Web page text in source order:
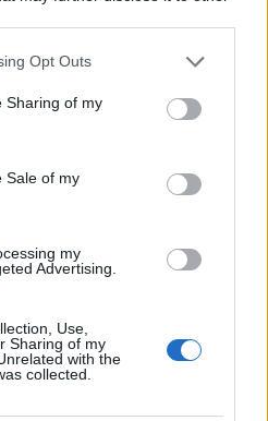
app uses one or more Google
behaviour. You may click to
and its third-party tags to
purposes in below Google
Opt Outs
Sharing of my
Sale of my
my
Advertising.
Use,
Sharing of my
with the
collected.
è la perfezione che ci
il nostro amore e impegno